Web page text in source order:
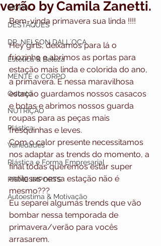
MODA
DESTAQUES
DR. NELSON DALL`OCA
Estética & Beleza
MENTE e CORPO
Odonto
NUTRIÇÃO
Plástica
Variedades
Plástica e Forma Empresarial
PRIME IMPORTS
Autoestima & Motivação
verão by Camila Zanetti.
Bem-vinda primavera sua linda !!!!
Hey girls, deixamos para lá o
friozinho e abrimos as portas para
estação mais linda e colorida do ano,
a primavera. E nessa maravilhosa
estação guardamos nossos casacos
e botas e abrimos nossos guarda
roupas para as peças mais
fresquinhas e leves.
Com o calor presente necessitamos
nos adaptar as trends do momento, a
final todas queremos estar super
estilosas nessa estação não é
mesmo???
Eu separei algumas trends que vão
bombar nessa temporada de
primavera/verão para vocês
arrasarem.